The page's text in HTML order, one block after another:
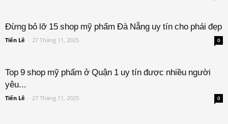
Đừng bỏ lỡ 15 shop mỹ phẩm Đà Nẵng uy tín cho phái đẹp
Tiến Lê - 27 Tháng 11, 2025 0
Top 9 shop mỹ phẩm ở Quận 1 uy tín được nhiều người
yêu...
Tiến Lê - 27 Tháng 11, 2025 0